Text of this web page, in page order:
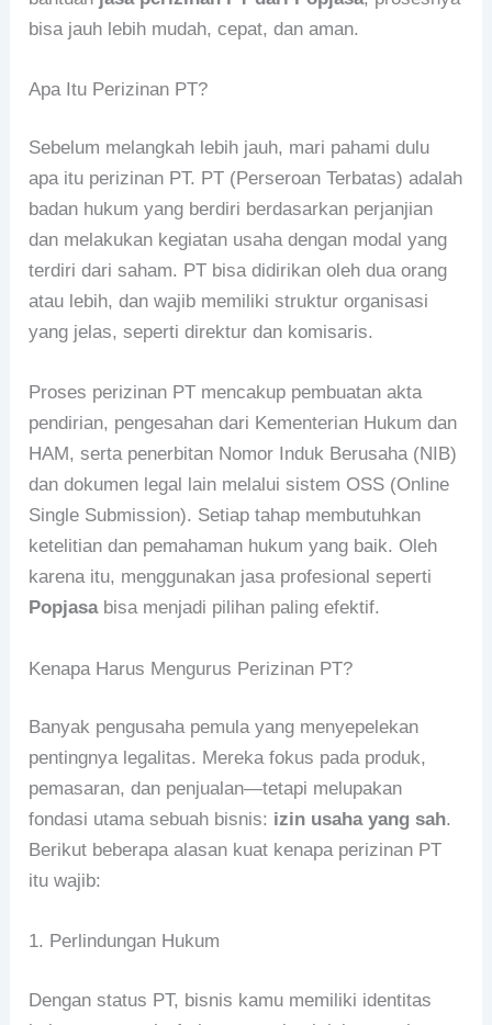
bisa jauh lebih mudah, cepat, dan aman.
Apa Itu Perizinan PT?
Sebelum melangkah lebih jauh, mari pahami dulu
apa itu perizinan PT. PT (Perseroan Terbatas) adalah
badan hukum yang berdiri berdasarkan perjanjian
dan melakukan kegiatan usaha dengan modal yang
terdiri dari saham. PT bisa didirikan oleh dua orang
atau lebih, dan wajib memiliki struktur organisasi
yang jelas, seperti direktur dan komisaris.
Proses perizinan PT mencakup pembuatan akta
pendirian, pengesahan dari Kementerian Hukum dan
HAM, serta penerbitan Nomor Induk Berusaha (NIB)
dan dokumen legal lain melalui sistem OSS (Online
Single Submission). Setiap tahap membutuhkan
ketelitian dan pemahaman hukum yang baik. Oleh
karena itu, menggunakan jasa profesional seperti
Popjasabisa menjadi pilihan paling efektif.
Kenapa Harus Mengurus Perizinan PT?
Banyak pengusaha pemula yang menyepelekan
pentingnya legalitas. Mereka fokus pada produk,
pemasaran, dan penjualan—tetapi melupakan
fondasi utama sebuah bisnis: izin usaha yang sah.
Berikut beberapa alasan kuat kenapa perizinan PT
itu wajib:
1. Perlindungan Hukum
Dengan status PT, bisnis kamu memiliki identitas